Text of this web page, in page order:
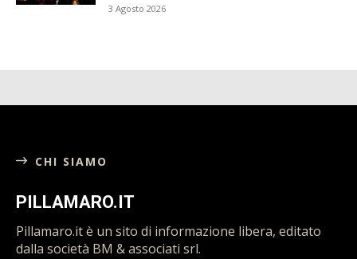
3 Agosto 2026
CHI SIAMO
PILLAMARO.IT
Pillamaro.it è un sito di informazione libera, editato
dalla società BM & associati srl.